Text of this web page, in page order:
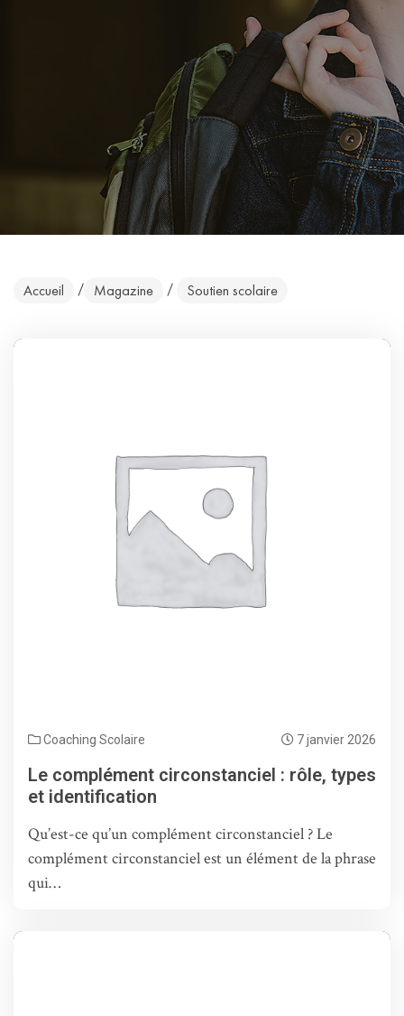
Accueil / Magazine / Soutien scolaire
Coaching Scolaire 7 janvier 2026
Le complément circonstanciel : rôle, types
et identification
Qu’est-ce qu’un complément circonstanciel ? Le
complément circonstanciel est un élément de la phrase
qui…